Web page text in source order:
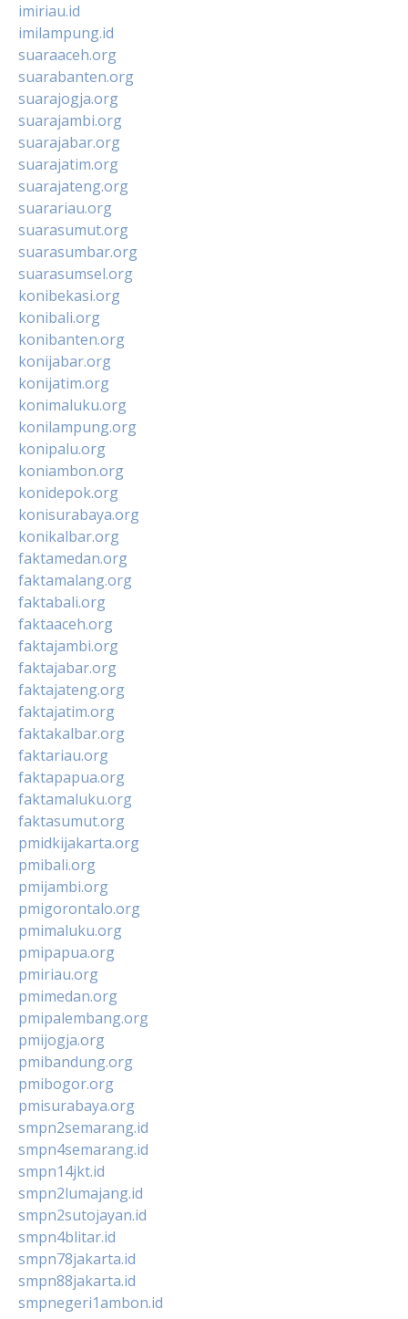
imiriau.id
imilampung.id
suaraaceh.org
suarabanten.org
suarajogja.org
suarajambi.org
suarajabar.org
suarajatim.org
suarajateng.org
suarariau.org
suarasumut.org
suarasumbar.org
suarasumsel.org
konibekasi.org
konibali.org
konibanten.org
konijabar.org
konijatim.org
konimaluku.org
konilampung.org
konipalu.org
koniambon.org
konidepok.org
konisurabaya.org
konikalbar.org
faktamedan.org
faktamalang.org
faktabali.org
faktaaceh.org
faktajambi.org
faktajabar.org
faktajateng.org
faktajatim.org
faktakalbar.org
faktariau.org
faktapapua.org
faktamaluku.org
faktasumut.org
pmidkijakarta.org
pmibali.org
pmijambi.org
pmigorontalo.org
pmimaluku.org
pmipapua.org
pmiriau.org
pmimedan.org
pmipalembang.org
pmijogja.org
pmibandung.org
pmibogor.org
pmisurabaya.org
smpn2semarang.id
smpn4semarang.id
smpn14jkt.id
smpn2lumajang.id
smpn2sutojayan.id
smpn4blitar.id
smpn78jakarta.id
smpn88jakarta.id
smpnegeri1ambon.id